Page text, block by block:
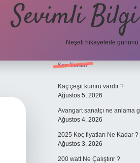
Sevimli
Neşeli hikayelerle gününü
Sidebar
Son Yazılar
Kaç çeşit kumru vardır ?
Ağustos 5, 2026
Avangart sanatçı ne anlama
Ağustos 4, 2026
2025 Koç fiyatları Ne Kadar ?
Ağustos 3, 2026
200 watt Ne Çalıştırır ?